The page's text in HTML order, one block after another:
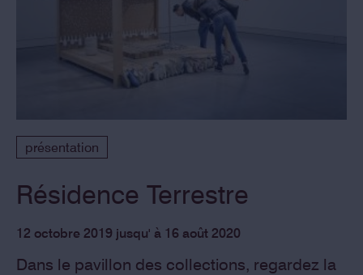
présentation
Résidence Terrestre
12 octobre 2019 jusqu' à 16 août 2020
Dans le pavillon des collections, regardez la